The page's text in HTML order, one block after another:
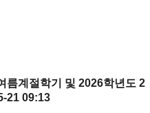
름계절학기 및 2026학년도 2
21 09:13